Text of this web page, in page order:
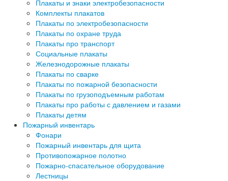
Плакаты и знаки электробезопасности
Комплекты плакатов
Плакаты по электробезопасности
Плакаты по охране труда
Плакаты про транспорт
Социальные плакаты
Железнодорожные плакаты
Плакаты по сварке
Плакаты по пожарной безопасности
Плакаты по грузоподъемным работам
Плакаты про работы с давлением и газами
Плакаты детям
Пожарный инвентарь
Фонари
Пожарный инвентарь для щита
Противопожарное полотно
Пожарно-спасательное оборудование
Лестницы